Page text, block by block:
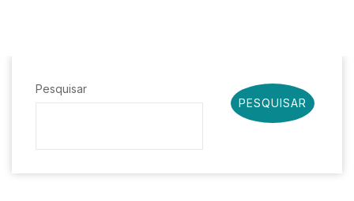
Pesquisar
PESQUISAR